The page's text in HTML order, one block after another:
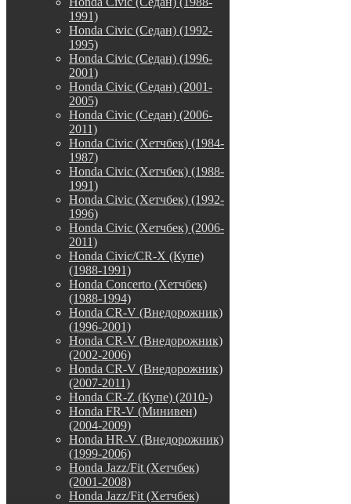
1991)
Honda Civic (Седан) (1992-
1995)
Honda Civic (Седан) (1996-
2001)
Honda Civic (Седан) (2001-
2005)
Honda Civic (Седан) (2006-
2011)
Honda Civic (Хетчбек) (1984-
1987)
Honda Civic (Хетчбек) (1988-
1991)
Honda Civic (Хетчбек) (1992-
1996)
Honda Civic (Хетчбек) (2006-
2011)
Honda Civic/CR-X (Купе)
(1988-1991)
Honda Concerto (Хетчбек)
(1988-1994)
Honda CR-V (Внедорожник)
(1996-2001)
Honda CR-V (Внедорожник)
(2002-2006)
Honda CR-V (Внедорожник)
(2007-2011)
Honda CR-Z (Купе) (2010-)
Honda FR-V (Минивен)
(2004-2009)
Honda HR-V (Внедорожник)
(1999-2006)
Honda Jazz/Fit (Хетчбек)
(2001-2008)
Honda Jazz/Fit (Хетчбек)